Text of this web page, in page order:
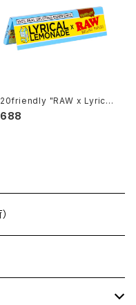
"RAW x Lyrica
Papers / 420shibuya